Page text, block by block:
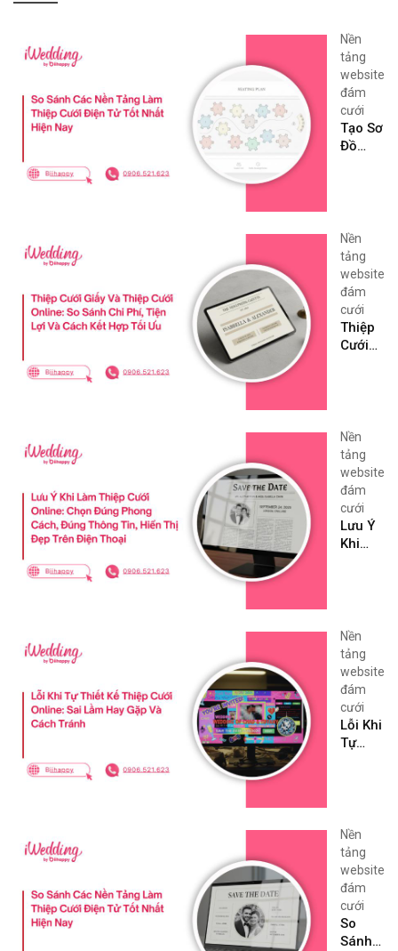
Nền
tảng
website
đám
cưới
Tạo Sơ
Đồ
Hướng
Dẫn
Chi
Tiết,
Dễ Áp
Dụng
Nền
tảng
website
đám
cưới
Thiệp
Cưới
Online:
So
Sánh
Chi
Phí,
Tiện
Lợi Và
Nền
tảng
website
đám
cưới
Lưu Ý
Khi
Chọn
Đúng
Phong
Cách,
Đúng
Thông
Tin,
Điện
Thoại
Nền
tảng
website
đám
cưới
Lỗi Khi
Tự
Online:
Sai
Lầm
Hay
Gặp
Và
Cách
Nền
tảng
website
đám
cưới
So
Sánh